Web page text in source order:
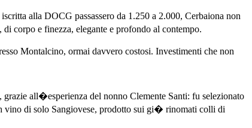
alla DOCG passassero da 1.250 a 2.000, Cerbaiona non
corpo e finezza, elegante e profondo al contempo.
Montalcino, ormai davvero costosi. Investimenti che non
all�esperienza del nonno Clemente Santi: fu selezionato
vino di solo Sangiovese, prodotto sui gi� rinomati colli di